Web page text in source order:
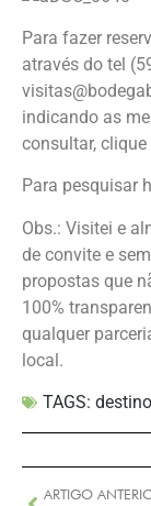
Para fazer
através do tel
indicando as
consultar, clique
Para pesquisar
Obs.: Visitei e
de convite e
propostas que
100%
qualquer
local.
TAGS:
ARTIGO